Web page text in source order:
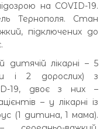
на COVID-19.
Тернополя. Стан
підключених до
дитячій лікарні – 5
і 2 дорослих) з
19, двоє з них –
– у лікарні із
(1 дитина, 1 мама).